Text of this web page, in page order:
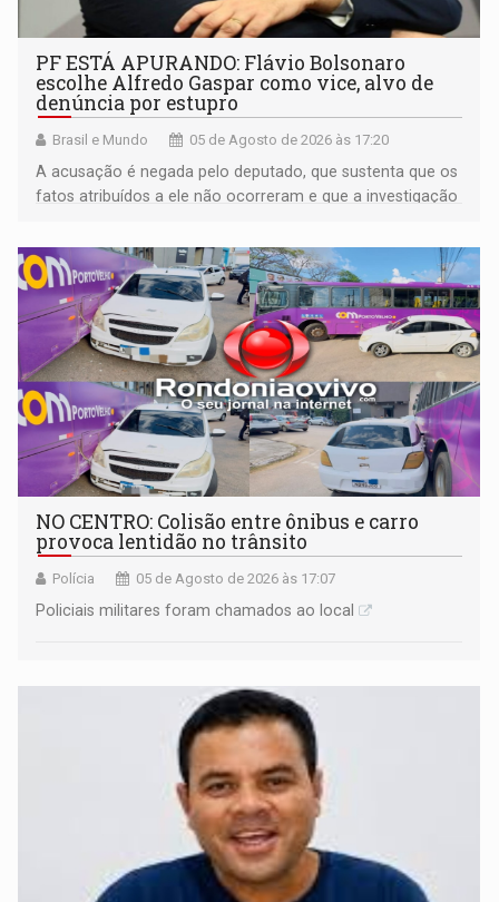
PF ESTÁ APURANDO: Flávio Bolsonaro
escolhe Alfredo Gaspar como vice, alvo de
denúncia por estupro
Brasil e Mundo 05 de Agosto de 2026 às 17:20
A acusação é negada pelo deputado, que sustenta que os
fatos atribuídos a ele não ocorreram e que a investigação
NO CENTRO: Colisão entre ônibus e carro
provoca lentidão no trânsito
Polícia 05 de Agosto de 2026 às 17:07
Policiais militares foram chamados ao local